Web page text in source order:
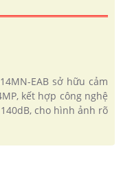
EAB sở hữu cảm
kết hợp công nghệ
cho hình ảnh rõ